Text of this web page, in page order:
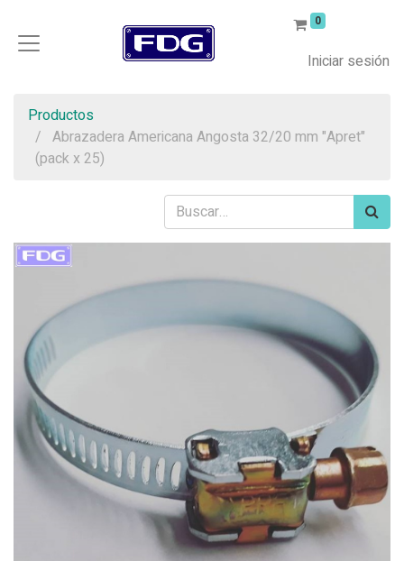
0
Iniciar sesión
Productos
Abrazadera Americana Angosta 32/20 mm "Apret"
(pack x 25)